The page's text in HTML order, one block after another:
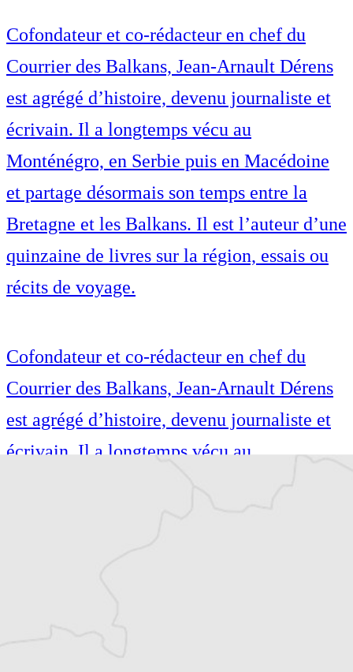
Cofondateur et co-rédacteur en chef du
Courrier des Balkans, Jean-Arnault Dérens
est agrégé d’histoire, devenu journaliste et
écrivain. Il a longtemps vécu au
Monténégro, en Serbie puis en Macédoine
et partage désormais son temps entre la
Bretagne et les Balkans. Il est l’auteur d’une
quinzaine de livres sur la région, essais ou
récits de voyage.
Cofondateur et co-rédacteur en chef du
Courrier des Balkans, Jean-Arnault Dérens
est agrégé d’histoire, devenu journaliste et
écrivain. Il a longtemps vécu au